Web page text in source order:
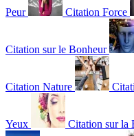
Peur Citation Force
Citation sur le Bonheur
Citation Nature
Yeux Citation sur la